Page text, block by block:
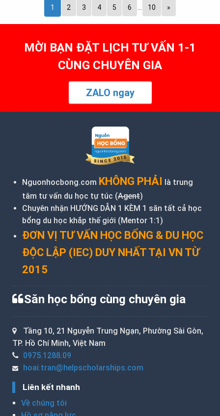
1 2 3 4 5 6 10 »
MỜI BẠN ĐẶT LỊCH TƯ VẤN 1-1
CÙNG CHUYÊN GIA
ZALO ngay
Nguonhocbong.com KHÔNG PHẢI là trung
tâm tư vấn du học tự túc (Agent)
Chuyên nhận HƯỚNG DẪN 1 KÈM 1 săn tất cả học
bổng du học khắp thế giới (Mentor 1:1)
ĐƠN VỊ TƯ VẤN HỌC BỔNG & DU HỌC
ĐỘC LẬP (IEC) DUY NHẤT TẠI VN TỪ
2015
Săn học bổng cùng chuyên gia
Tầng 10, 21 Nguyễn Trung Ngạn, Phường Sài Gòn,
TP. Hồ Chí Minh, Việt Nam
0975.1288.09
hoai.tran@helpscholarships.com
Liên kết nhanh
Về chúng tôi